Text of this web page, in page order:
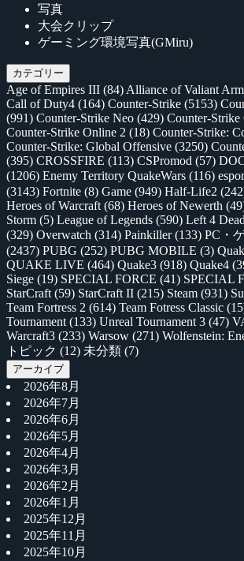
写真
大会クリップ
ゲーミング環境写真(GMiru)
カテゴリー
Age of Empires III (84) Alliance of Valiant
Call of Duty4 (164) Counter-Strike (5153)
(991) Counter-Strike Neo (429) Counter-Strike
Counter-Strike Online 2 (18) Counter-Strike:
Counter-Strike: Global Offensive (3250)
(395) CROSSFIRE (113) CSPromod (57)
(1206) Enemy Territory QuakeWars (116)
(3143) Fortnite (8) Game (949) Half-Life2
Heroes of Warcraft (68) Heroes of Newerth
Storm (5) League of Legends (590) Left 4 Dead
(329) Overwatch (314) Painkiller(133) PC・
(2437) PUBG (252) PUBG MOBILE (3)
QUAKE LIVE (464) Quake3 (918) Quake4
Siege (19) SPECIAL FORCE (41) SPECIAL
StarCraft (59) StarCraft II (215) Steam (931)
Team Fortress 2 (614) Team Fotress Classic
Tournament (133) Unreal Tournament 3 (47)
Warcraft3 (233) Warsow (271) Wolfenstein:
トピック (12) 未分類 (7)
アーカイブ
2026年8月
2026年7月
2026年6月
2026年5月
2026年4月
2026年3月
2026年2月
2026年1月
2025年12月
2025年11月
2025年10月